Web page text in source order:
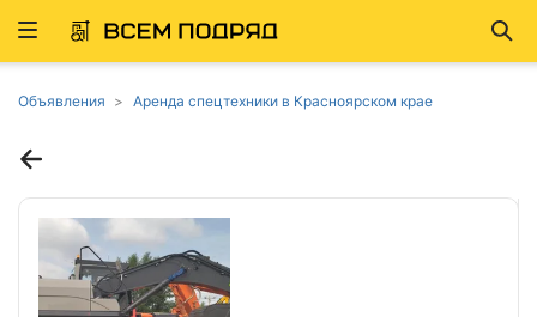
Развернуть
Объявления Аренда спецтехники в Красноярском крае